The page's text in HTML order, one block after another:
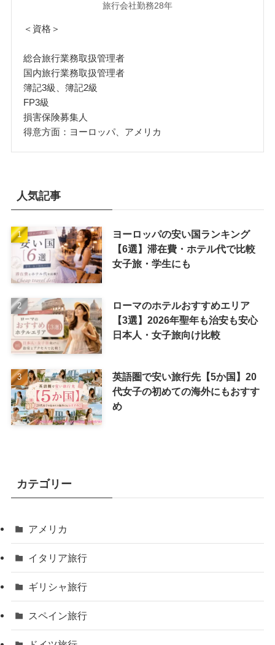
旅行会社勤務28年
＜資格＞
総合旅行業務取扱管理者
国内旅行業務取扱管理者
簿記3級、簿記2級
FP3級
損害保険募集人
得意方面：ヨーロッパ、アメリカ
人気記事
ヨーロッパの安い国ランキング
【6選】滞在費・ホテル代で比較
女子旅・学生にも
ローマのホテルおすすめエリア
【3選】2026年聖年も治安も安心
日本人・女子旅向け比較
英語圏で安い旅行先【5か国】20
代女子の初めての海外にもおすす
め
カテゴリー
アメリカ
イタリア旅行
ギリシャ旅行
スペイン旅行